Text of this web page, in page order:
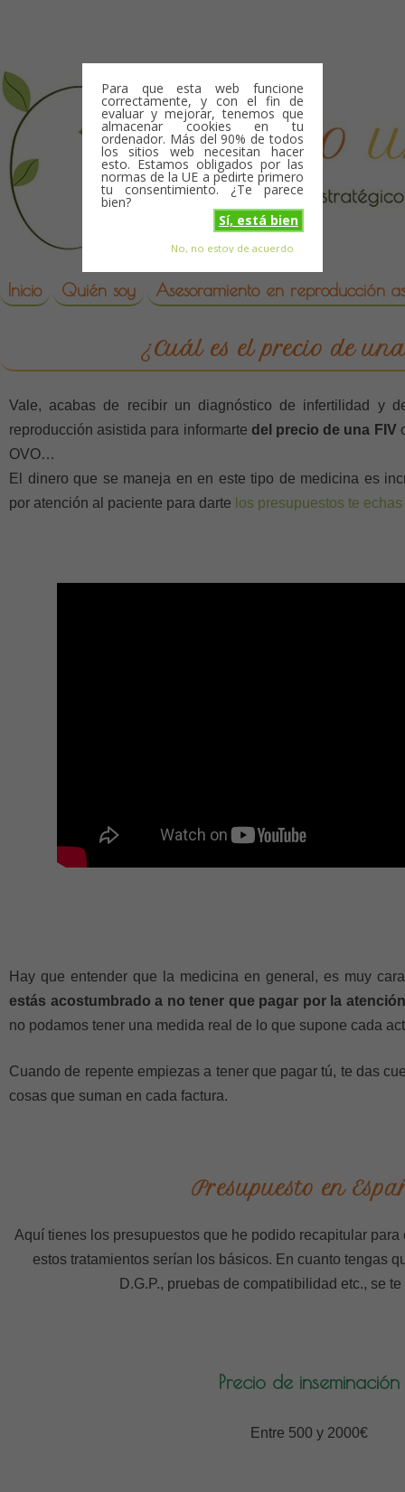
Para que esta web funcione
correctamente, y con el fin de
evaluar y mejorar, tenemos que
almacenar cookies en tu
ordenador. Más del 90% de todos
los sitios web necesitan hacer
esto. Estamos obligados por las
normas de la UE a pedirte primero
tu consentimiento. ¿Te parece
bien?
Sí, está bien
No, no estoy de acuerdo
reproduccion asistida
Skip to content
Inicio Quién soy Asesoramiento en reproducción
¿Cuál es el precio de
Vale, acabas de recibir un diagnóstico de infertilidad y
reproducción asistida para informarte del precio de una FIV
OVO…
El dinero que se maneja en en este tipo de medicina es
por atención al paciente para darte los presupuestos te
Hay que entender que la medicina en general, es muy
estás acostumbrado a no tener que pagar por la
no podamos tener una medida real de lo que supone cada
Cuando de repente empiezas a tener que pagar tú, te das
cosas que suman en cada factura.
Presupuesto en
Aquí tienes los presupuestos que he podido recapitular para
estos tratamientos serían los básicos. En cuanto tengas
D.G.P., pruebas de compatibilidad etc., se
Precio de inseminación
Entre 500 y 2000€